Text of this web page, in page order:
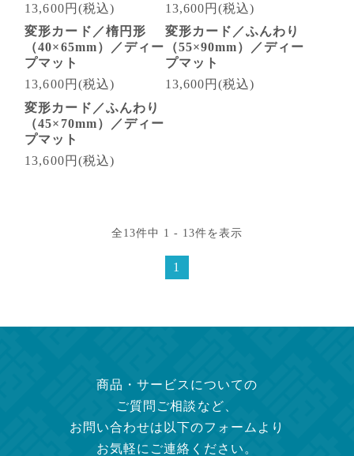
13,600円(税込)
13,600円(税込)
変形カード／楕円形
（40×65mm）／ディー
プマット
13,600円(税込)
変形カード／ふんわり
（55×90mm）／ディー
プマット
13,600円(税込)
変形カード／ふんわり
（45×70mm）／ディー
プマット
13,600円(税込)
全13件中 1 - 13件を表示
1
商品・サービスについての
ご質問ご相談など、
お問い合わせは以下のフォームより
お気軽にご連絡ください。